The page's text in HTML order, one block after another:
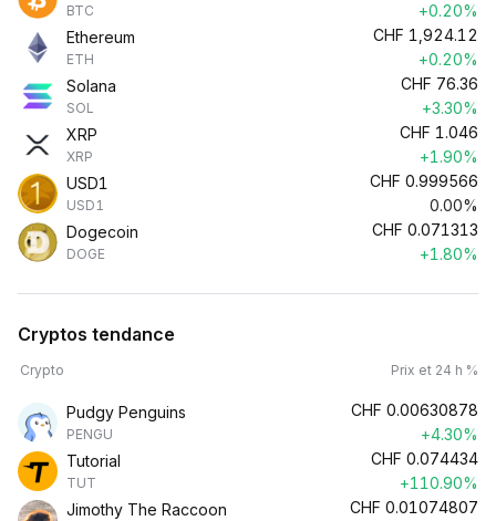
BTC
+0.20%
Ethereum
ETH
CHF 1,924.12
+0.20%
Solana
SOL
CHF 76.36
+3.30%
XRP
XRP
CHF 1.046
+1.90%
USD1
USD1
CHF 0.999566
0.00%
Dogecoin
DOGE
CHF 0.071313
+1.80%
Cryptos tendance
Crypto Prix et 24 h %
Pudgy Penguins
PENGU
CHF 0.00630878
+4.30%
Tutorial
TUT
CHF 0.074434
+110.90%
Jimothy The Raccoon
CHF 0.01074807